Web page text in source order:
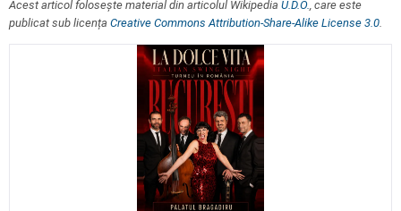
Acest articol folosește material din articolul Wikipedia U.D.O., care este
publicat sub licența Creative Commons Attribution-Share-Alike License 3.0.